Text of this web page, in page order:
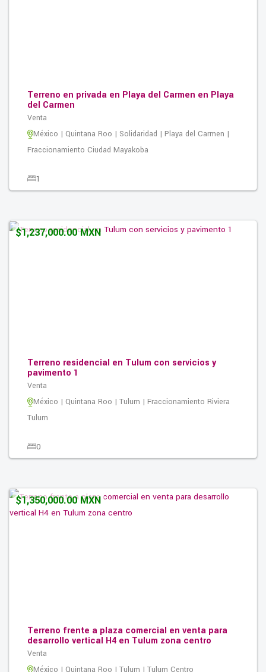
Terreno en privada en Playa del Carmen en Playa
del Carmen
Venta
México | Quintana Roo | Solidaridad | Playa del Carmen |
Fraccionamiento Ciudad Mayakoba
1
0
166.00M2
Terreno residencial en Tulum con servicios y
pavimento 1
Venta
México | Quintana Roo | Tulum | Fraccionamiento Riviera
Tulum
0
0
189.00M2
$1,237,000.00 MXN
Terreno frente a plaza comercial en venta para
desarrollo vertical H4 en Tulum zona centro
Venta
México | Quintana Roo | Tulum | Tulum Centro
$1,350,000.00 MXN